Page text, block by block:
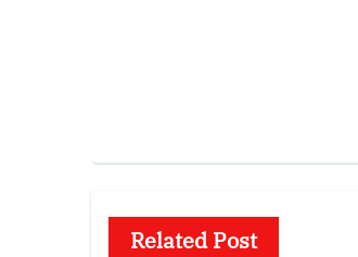
Related Post